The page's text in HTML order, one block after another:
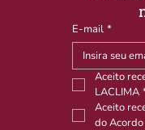
E-mail *
Aceito
LACLIMA
Aceito
do